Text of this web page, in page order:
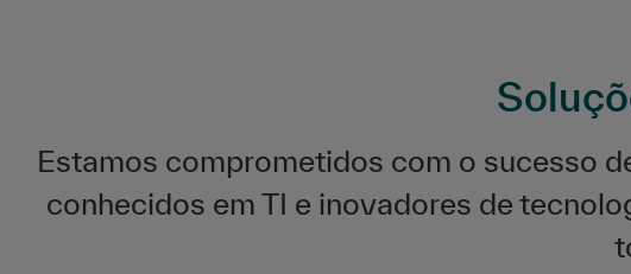
Estamos comprometidos com o sucesso
conhecidos em TI e inovadores de